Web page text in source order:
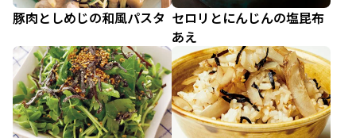
豚肉としめじの和風パスタ セロリとにんじんの塩昆布
あえ